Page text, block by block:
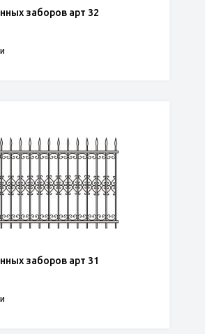
заборов арт 32
заборов арт 31